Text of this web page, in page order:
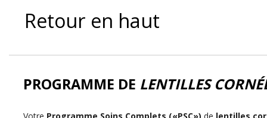
Retour en haut
PROGRAMME DE LENTILLES